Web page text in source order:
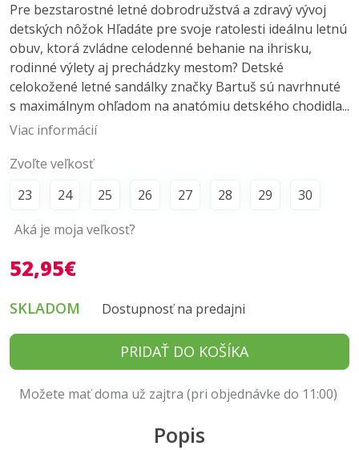
Pre bezstarostné letné dobrodružstvá a zdravý vývoj
detských nôžok Hľadáte pre svoje ratolesti ideálnu letnú
obuv, ktorá zvládne celodenné behanie na ihrisku,
rodinné výlety aj prechádzky mestom? Detské
celokožené letné sandálky značky Bartuš sú navrhnuté
s maximálnym ohľadom na anatómiu detského chodidla...
Viac informácií
Zvoľte veľkosť
23
24 25 26 27 28 29
30
Aká je moja veľkosť?
52,95€
SKLADOM Dostupnosť na predajni
PRIDAŤ DO KOŠÍKA
Možete mať doma už zajtra (pri objednávke do 11:00)
Popis